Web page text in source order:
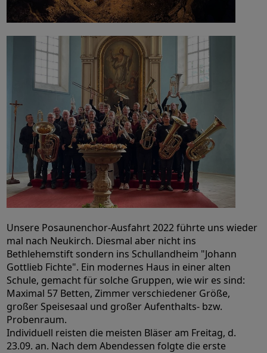
Unsere Posaunenchor-Ausfahrt 2022 führte uns wieder
mal nach Neukirch. Diesmal aber nicht ins
Bethlehemstift sondern ins Schullandheim "Johann
Gottlieb Fichte". Ein modernes Haus in einer alten
Schule, gemacht für solche Gruppen, wie wir es sind:
Maximal 57 Betten, Zimmer verschiedener Größe,
großer Speisesaal und großer Aufenthalts- bzw.
Probenraum.
Individuell reisten die meisten Bläser am Freitag, d.
23.09. an. Nach dem Abendessen folgte die erste